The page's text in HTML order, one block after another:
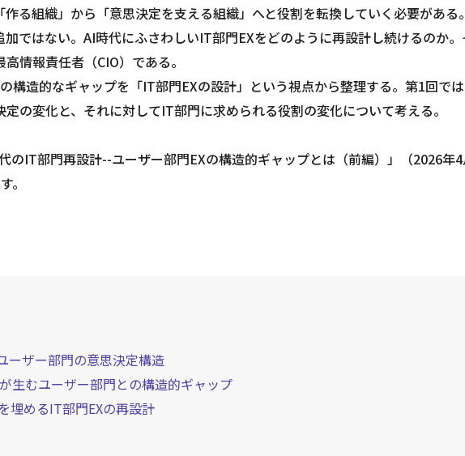
る組織」から「意思決定を支える組織」へと役割を転換していく必要がある。
ではない。AI時代にふさわしいIT部門EXをどのように再設計し続けるのか。
情報責任者（CIO）である。
構造的なギャップを「IT部門EXの設計」という視点から整理する。第1回では
の変化と、それに対してIT部門に求められる役割の変化について考える。
のIT部門再設計--ユーザー部門EXの構造的ギャップとは（前編）」（2026年4
。
ーザー部門の意思決定構造
生むユーザー部門との構造的ギャップ
埋めるIT部門EXの再設計